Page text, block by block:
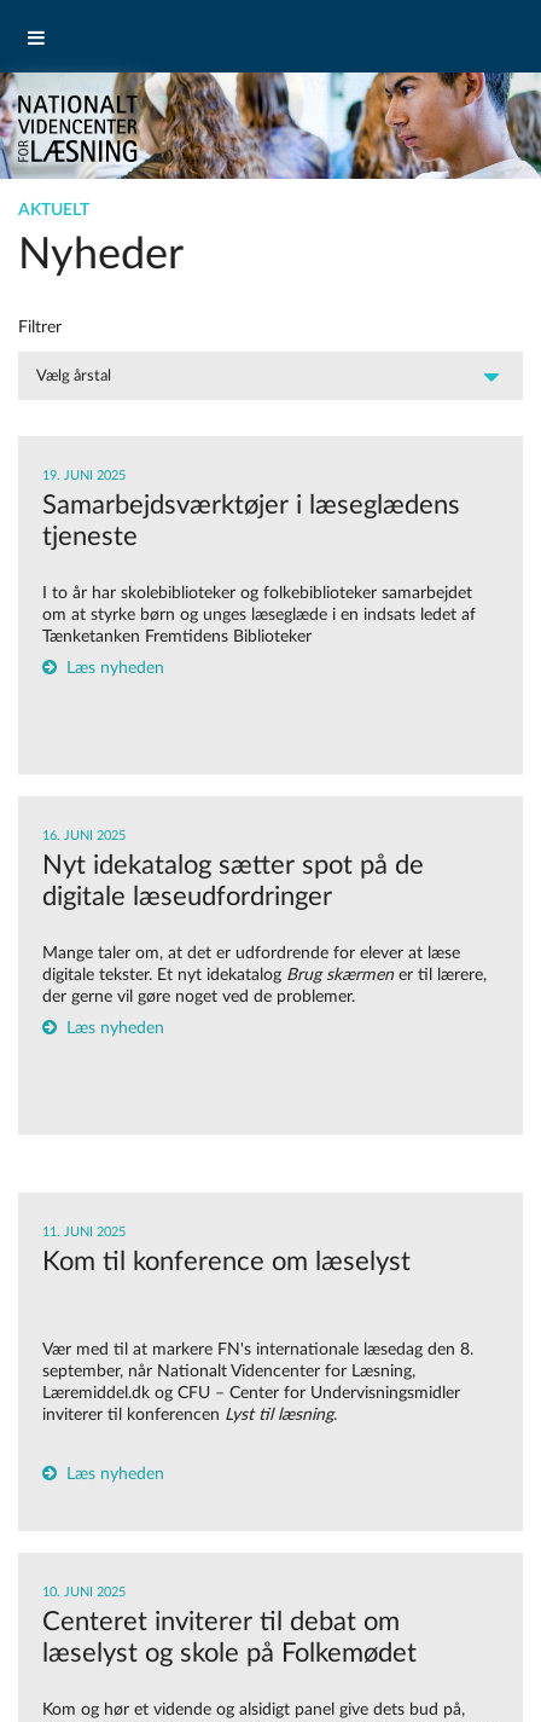
AKTUELT
Nyheder
Filtrer
19. JUNI 2025
Samarbejdsværktøjer i læseglædens
tjeneste
I to år har skolebiblioteker og folkebiblioteker samarbejdet
om at styrke børn og unges læseglæde i en indsats ledet af
Tænketanken Fremtidens Biblioteker
Læs nyheden
16. JUNI 2025
Nyt idekatalog sætter spot på de
digitale læseudfordringer
Mange taler om, at det er udfordrende for elever at læse
digitale tekster. Et nyt idekatalog Brug skærmen er til lærere,
der gerne vil gøre noget ved de problemer.
Læs nyheden
11. JUNI 2025
Kom til konference om læselyst
Vær med til at markere FN's internationale læsedag den 8.
september, når Nationalt Videncenter for Læsning,
Læremiddel.dk og CFU – Center for Undervisningsmidler
inviterer til konferencen Lyst til læsning.
Læs nyheden
10. JUNI 2025
Centeret inviterer til debat om
læselyst og skole på Folkemødet
Kom og hør et vidende og alsidigt panel give dets bud på,